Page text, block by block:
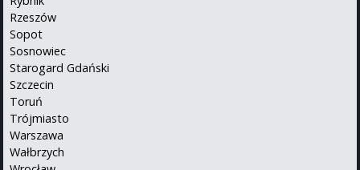
Rzeszów
Sopot
Sosnowiec
Starogard Gdański
Szczecin
Toruń
Trójmiasto
Warszawa
Wałbrzych